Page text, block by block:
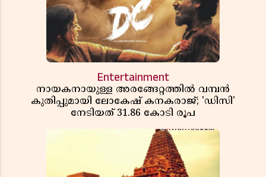
Entertainment
നായകനായുള്ള അരങ്ങേറ്റത്തിൽ വമ്പൻ
കുതിപ്പുമായി ലോകേഷ് കനകരാജ്; 'ഡിസി'
നേടിയത് 31.86 കോടി രൂപ